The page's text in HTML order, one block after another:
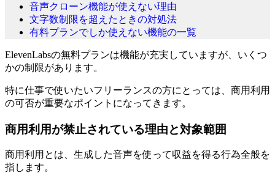
音声クローン機能が使えない理由
文字数制限を超えたときの対処法
有料プランでしか使えない機能の一覧
ElevenLabsの無料プランは機能が充実していますが、いくつ
かの制限があります。
特に仕事で使いたいフリーランスの方にとっては、商用利用
の可否が重要なポイントになってきます。
商用利用が禁止されている理由と対象範囲
商用利用とは、生成した音声を使って収益を得る行為全般を
指します。